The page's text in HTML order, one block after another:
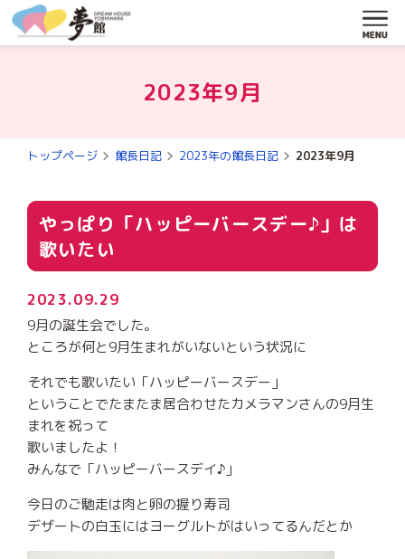
MENU
2023年9月
トップページ 館長日記 2023年の館長日記 2023年9月
やっぱり「ハッピーバースデー♪」は
歌いたい
2023.09.29
9月の誕生会でした。
ところが何と9月生まれがいないという状況に
それでも歌いたい「ハッピーバースデー」
ということでたまたま居合わせたカメラマンさんの9月生
まれを祝って
歌いましたよ！
みんなで「ハッピーバースデイ♪」
今日のご馳走は肉と卵の握り寿司
デザートの白玉にはヨーグルトがはいってるんだとか